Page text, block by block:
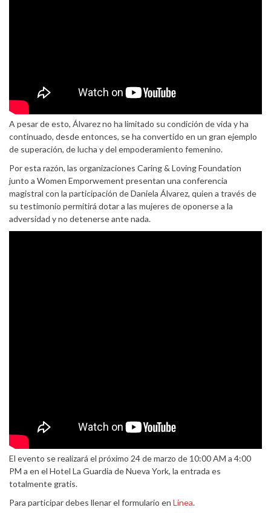
A pesar de esto, Álvarez no ha limitado su condición de vida y ha
continuado, desde entonces, se ha convertido en un gran ejemplo
de superación, de lucha y del empoderamiento femenino.
Por esta razón, las organizaciones Caring & Loving Foundation
junto a Women Emporwement presentan una conferencia
magistral con la participación de Daniela Álvarez, quien a través de
su testimonio permitirá dotar a las mujeres de oponerse a la
adversidad y no detenerse ante nada.
El evento se realizará el próximo 24 de marzo de 10:00 AM a 4:00
PM a en el Hotel La Guardia de Nueva York, la entrada es
totalmente gratis.
Para participar debes llenar el formulario en Linea.